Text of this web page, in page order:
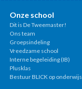
Onze school
Dit is De Tweemaster!
Ons team
Groepsindeling
Vreedzame school
Interne begeleiding (IB)
Plusklas
Bestuur BLICK op onderwijs